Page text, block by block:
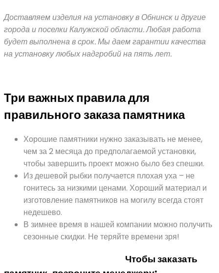
Доставляем изделия на установку в Обнинск и другие
города и поселки Калужской области.Любая работа
будет выполнена в срок. Мы даем гарантии качества
на установку любых надгробий на пять лет.
Три важных правила для
правильного заказа памятника
Хорошие памятники нужно заказывать не менее,
чем за 2 месяца до предполагаемой установки,
чтобы завершить проект можно было без спешки.
Из дешевой рыбки получается плохая уха – не
гонитесь за низкими ценами. Хороший материал и
изготовление памятников на могилу всегда стоят
недешево.
В зимнее время в нашей компании можно получить
сезонные скидки. Не теряйте времени зря!
Чтобы заказать